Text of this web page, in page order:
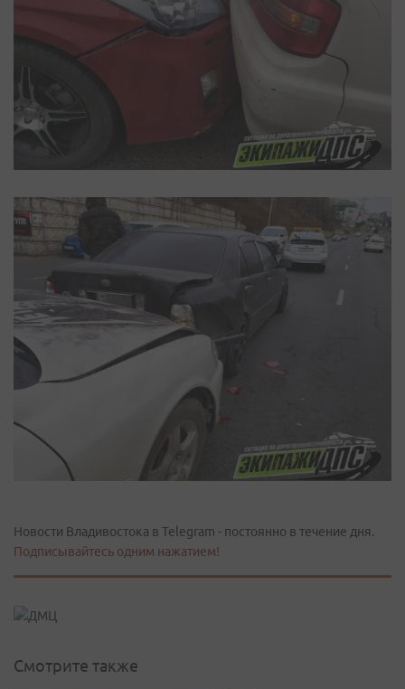
Новости Владивостока в Telegram - постоянно в течение дня.
Подписывайтесь одним нажатием!
Смотрите также